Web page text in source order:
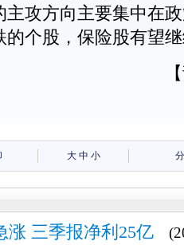
主攻方向主要集中在
的个股，保险股有望
大 中 小
涨 三季报净利25亿